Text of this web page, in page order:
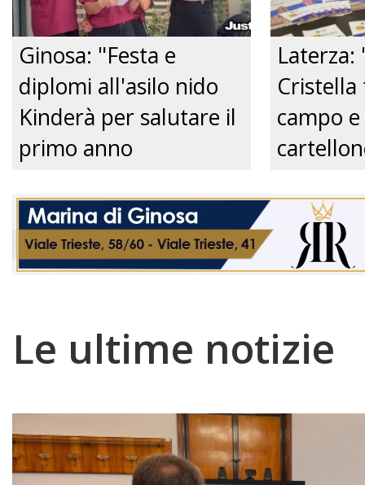
Ginosa: "Festa e
diplomi all'asilo nido
Kinderà per salutare il
primo anno
Laterza:
campo
Le ultime notizie